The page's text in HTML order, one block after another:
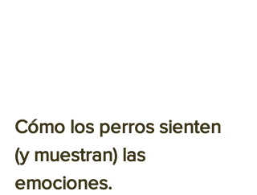
Cómo los perros sienten
(y muestran) las
emociones.